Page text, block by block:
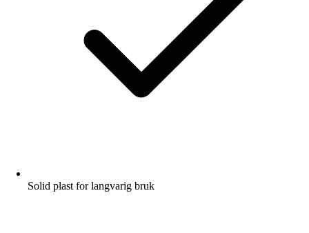
Solid plast for langvarig bruk